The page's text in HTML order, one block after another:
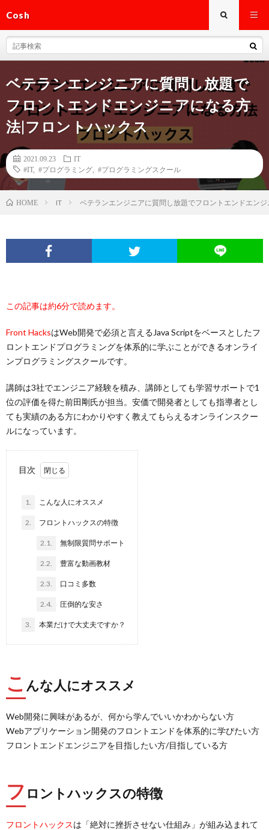
Cosh
ベテランエンジニアに質問し放題で
フロントエンドエンジニアになる方
法|フロントハックス
2021.09.23
IT
#IT, #プログラミング #プログラミングスクール
HOME IT ベテランエンジニアに質問し放題でフロントエンドエン
この記事は約6分で読めます。
Front HacksはWeb開発で必須と言えるJava Scriptをベースとしたフ
ロントエンドプログラミングを体系的に学ぶことができるオンライ
ンプログラミングスクールです。
講師は3社でエンジニア経験を積み、講師としても学習サポートで1
位の評価を得た前田剛氏が担当。安価で開発者としても指導者とし
ても実績のある方にわかりやすく教えてもらえるオンラインスクー
ルになっています。
目次
1. こんな人にオススメ
2. フロントハックスの特徴
2.1. 無制限質問サポート
2.2. 豊富な動画教材
2.3. 口コミ多数
2.4. 圧倒的な安さ
3. 本業だけで大丈夫ですか？
こ んな人にオススメ
Web開発に興味があるが、何から学んでいいかわからない方
Webアプリケーション開発のフロントエンドを体系的に学びたい方
フロントエンドエンジニアを目指したい方/目指している方
フ ロントハックスの特徴
フロントハックスは「絶対に挫折させない仕組み」が組み込まれて